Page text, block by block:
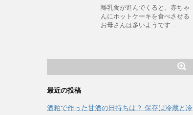
離乳食が進んでくると、赤ちゃ
んにホットケーキを食べさせる
お母さんは多いようです …
最近の投稿
酒粕で作った甘酒の日持ちは？ 保存は冷蔵と冷